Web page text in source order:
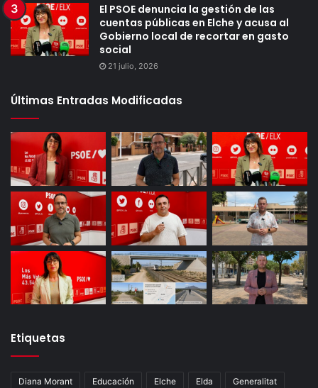
El PSOE denuncia la gestión de las
cuentas públicas en Elche y acusa al
Gobierno local de recortar en gasto
social
21 julio, 2026
Últimas Entradas Modificadas
Etiquetas
Diana Morant Educación Elche Elda Generalitat